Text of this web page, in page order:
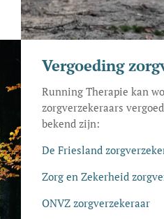
Vergoeding
Running Therapie kan
zorgverzekeraars
bekend zijn:
De Friesland
Zorg en Zekerheid
ONVZ zorgverzekeraar